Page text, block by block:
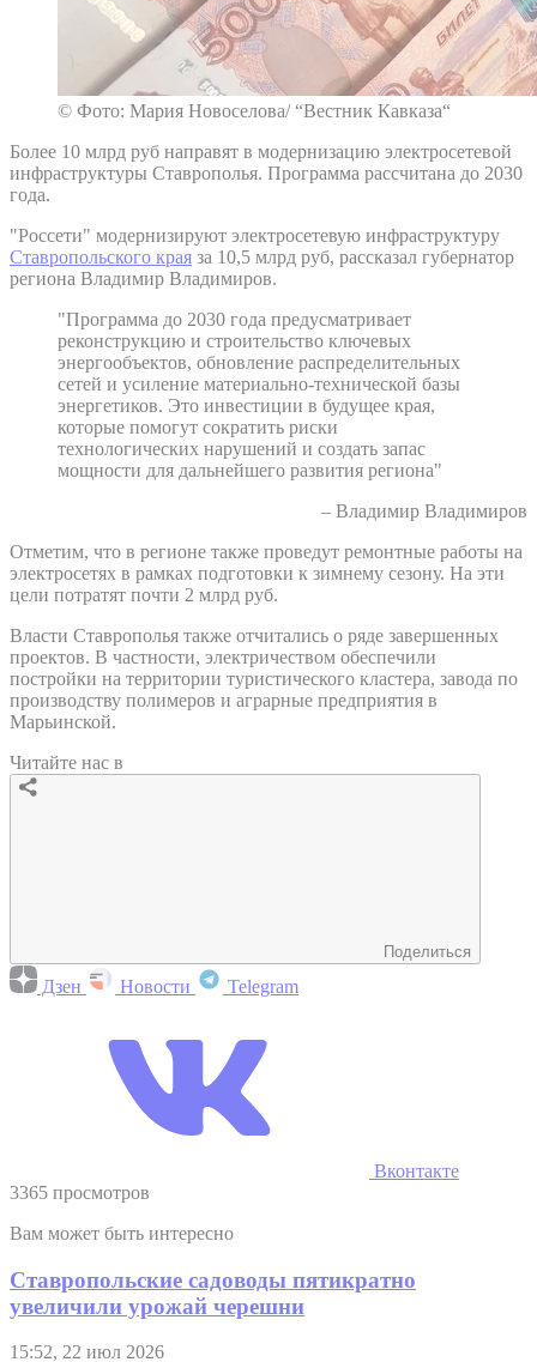
© Фото: Мария Новоселова/ “Вестник Кавказа“
Более 10 млрд руб направят в модернизацию электросетевой
инфраструктуры Ставрополья. Программа рассчитана до 2030
года.
"Россети" модернизируют электросетевую инфраструктуру
Ставропольского края за 10,5 млрд руб, рассказал губернатор
региона Владимир Владимиров.
"Программа до 2030 года предусматривает
реконструкцию и строительство ключевых
энергообъектов, обновление распределительных
сетей и усиление материально-технической базы
энергетиков. Это инвестиции в будущее края,
которые помогут сократить риски
технологических нарушений и создать запас
мощности для дальнейшего развития региона"
– Владимир Владимиров
Отметим, что в регионе также проведут ремонтные работы на
электросетях в рамках подготовки к зимнему сезону. На эти
цели потратят почти 2 млрд руб.
Власти Ставрополья также отчитались о ряде завершенных
проектов. В частности, электричеством обеспечили
постройки на территории туристического кластера, завода по
производству полимеров и аграрные предприятия в
Марьинской.
Читайте нас в
Поделиться
Дзен Новости Telegram
Вконтакте
3365 просмотров
Вам может быть интересно
Ставропольские садоводы пятикратно
увеличили урожай черешни
15:52, 22 июл 2026